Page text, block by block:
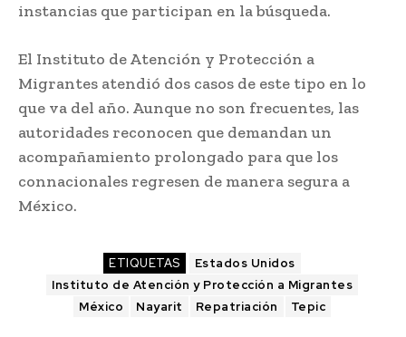
instancias que participan en la búsqueda.
El Instituto de Atención y Protección a
Migrantes atendió dos casos de este tipo en lo
que va del año. Aunque no son frecuentes, las
autoridades reconocen que demandan un
acompañamiento prolongado para que los
connacionales regresen de manera segura a
México.
ETIQUETAS
Estados Unidos
Instituto de Atención y Protección a Migrantes
México
Nayarit Repatriación Tepic